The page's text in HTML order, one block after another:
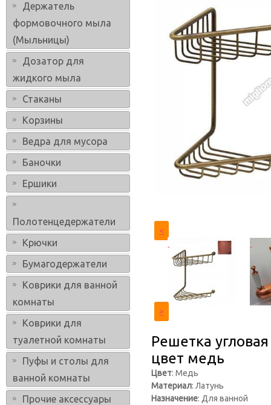
Держатель
формовочного мыла
(Мыльницы)
Дозатор для
жидкого мыла
Стаканы
Корзины
Ведра для мусора
Баночки
Ершики
Полотенцедержатели
Крючки
Бумагодержатели
Коврики для ванной
комнаты
Коврики для
туалетной комнаты
Пуфы и столы для
ванной комнаты
Прочие аксессуары
<
>
Решетка
цвет медь
Цвет: Медь
Материал: Латунь
Назначение: Для ванной